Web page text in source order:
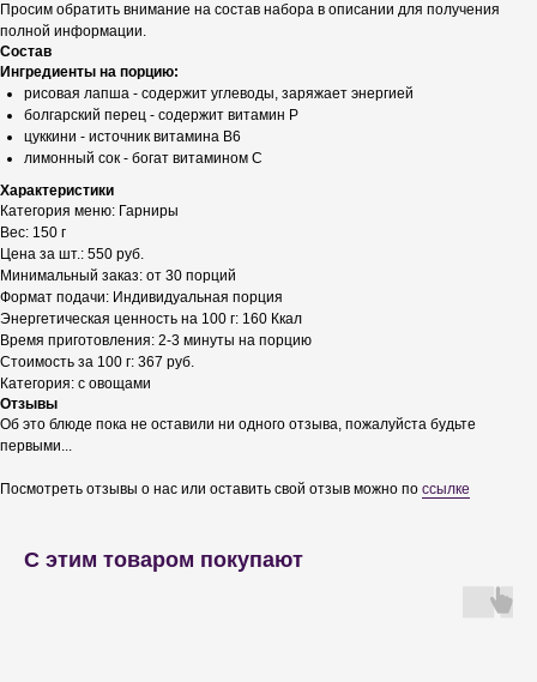
Просим обратить внимание на состав набора в описании для получения
полной информации.
Состав
Ингредиенты на порцию:
рисовая лапша - содержит углеводы, заряжает энергией
болгарский перец - содержит витамин Р
цуккини - источник витамина В6
лимонный сок - богат витамином С
Характеристики
Категория меню: Гарниры
Вес: 150 г
Цена за шт.: 550 руб.
Минимальный заказ: от 30 порций
Формат подачи: Индивидуальная порция
Энергетическая ценность на 100 г: 160 Ккал
Время приготовления: 2-3 минуты на порцию
Стоимость за 100 г: 367 руб.
Категория: с овощами
Отзывы
Об это блюде пока не оставили ни одного отзыва, пожалуйста будьте
первыми...
Посмотреть отзывы о нас или оставить свой отзыв можно по ссылке
С этим товаром покупают